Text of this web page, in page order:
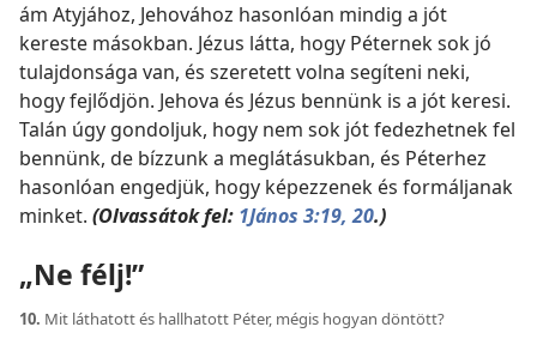
ám Atyjához, Jehovához hasonlóan mindig a jót
kereste másokban. Jézus látta, hogy Péternek sok jó
tulajdonsága van, és szeretett volna segíteni neki,
hogy fejlődjön. Jehova és Jézus bennünk is a jót keresi.
Talán úgy gondoljuk, hogy nem sok jót fedezhetnek fel
bennünk, de bízzunk a meglátásukban, és Péterhez
hasonlóan engedjük, hogy képezzenek és formáljanak
minket. (Olvassátok fel: 1János 3:19, 20.)
„Ne félj!”
10. Mit láthatott és hallhatott Péter, mégis hogyan döntött?